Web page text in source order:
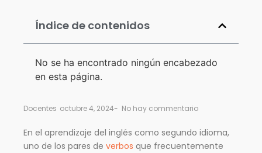
Índice de contenidos
No se ha encontrado ningún encabezado
en esta página.
Docentes octubre 4, 2024- No hay commentario
En el aprendizaje del inglés como segundo idioma,
uno de los pares de verbos que frecuentemente